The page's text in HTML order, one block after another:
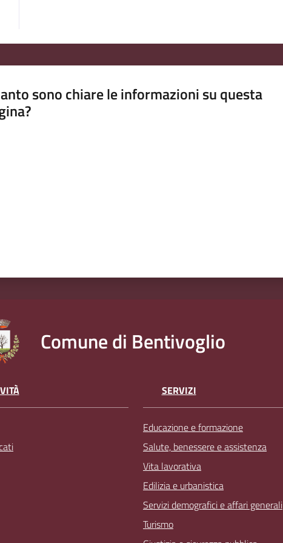
sono chiare le informazioni su questa
Comune di Bentivoglio
SERVIZI
Educazione e formazione
Salute, benessere e assistenza
Vita lavorativa
Edilizia e urbanistica
Servizi demografici e affari generali
Turismo